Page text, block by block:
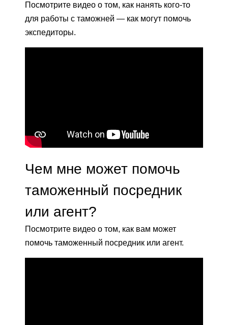
Посмотрите видео о том, как нанять кого-то
для работы с таможней — как могут помочь
экспедиторы.
Чем мне может помочь
таможенный посредник
или агент?
Посмотрите видео о том, как вам может
помочь таможенный посредник или агент.